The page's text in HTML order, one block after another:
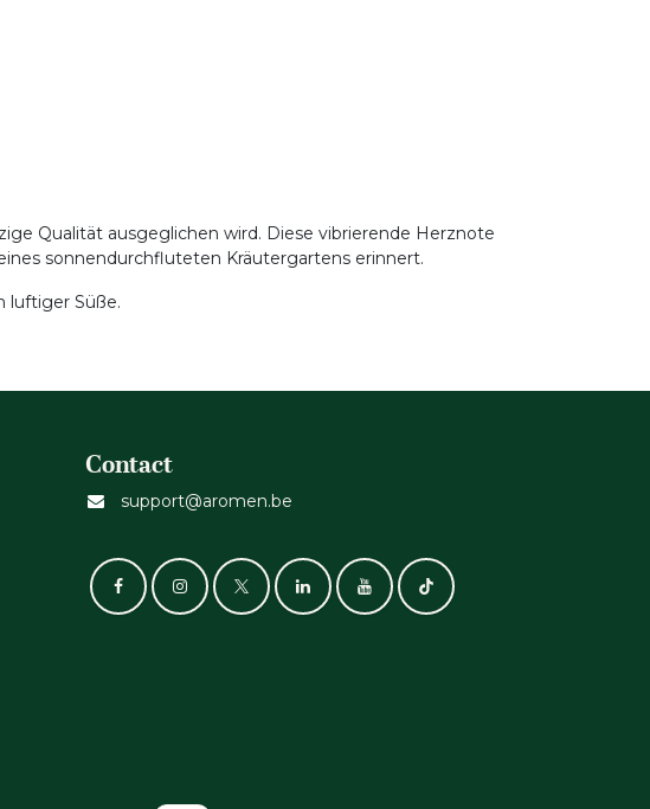
Qualität ausgeglichen wird. Diese vibrierende Herznote
sonnendurchfluteten Kräutergartens erinnert.
luftiger Süße.
Contact
support@aromen.be